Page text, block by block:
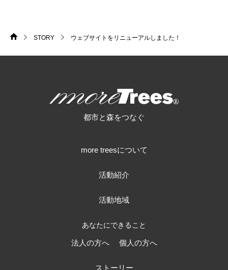
STORY
ウェブサイトをリニューアルしました！
都市と森をつなぐ
more treesについて
活動紹介
活動地域
あなたにできること
法人の方へ 個人の方へ
ストーリー